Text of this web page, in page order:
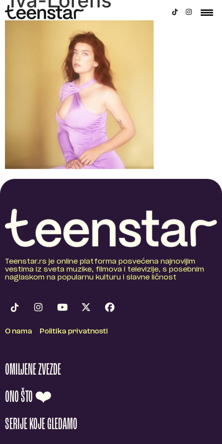
Teenstar.rs je online platforma posvećena najnovijim
vestima iz sveta muzike, filmova i televizije, s posebnim
naglaskom na popularnu kulturu i slavne ličnost
O nama Politika privatnosti
OMILJENE ZVEZDE
ONO ŠTO ❤️
SERIJE KOJE GLEDAMO